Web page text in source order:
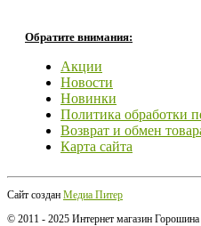
Обратите внимания:
Акции
Новости
Новинки
Политика обработки
Возврат и обмен
Карта сайта
Сайт создан Медиа Питер
© 2011 - 2025 Интернет магазин Горошина